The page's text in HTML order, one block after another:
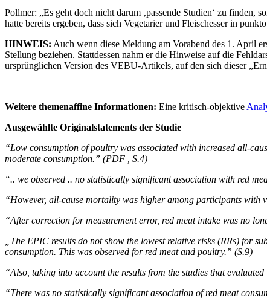
Pollmer: „Es geht doch nicht darum ‚passende Studien‘ zu
hatte bereits ergeben, dass sich Vegetarier und Fleischesser in
HINWEIS: Auch wenn diese Meldung am Vorabend des 1. April
Stellung beziehen. Stattdessen nahm er die Hinweise auf die
ursprünglichen Version des VEBU-Artikels, auf den sich dieser
Weitere themenaffine Informationen: Eine kritisch-objektive
Ausgewählte Originalstatements der Studie
“Low consumption of poultry was associated with increased all-
moderate consumption.” (PDF , S.4)
“.. we observed .. no statistically significant association with red
“However, all-cause mortality was higher among participants with
“After correction for measurement error, red meat intake was no
„The EPIC results do not show the lowest relative risks (RRs) for
consumption. This was observed for red meat and poultry.” (S.9)
“Also, taking into account the results from the studies that
“There was no statistically significant association of red meat